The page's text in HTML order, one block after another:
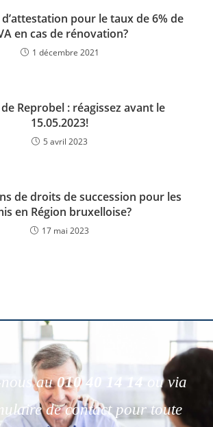
pour le taux de 6% de
en cas de rénovation?
1 décembre 2021
Reprobel : réagissez avant le
15.05.2023!
5 avril 2023
de droits de succession pour les
en Région bruxelloise?
17 mai 2023
nous au010 40 14 14
ou via
de contact pour toute